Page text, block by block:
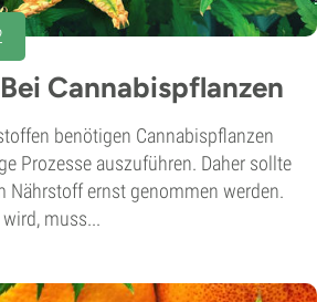
Cannabispflanzen
benötigen Cannabispflanzen
Prozesse auszuführen. Daher sollte
Nährstoff ernst genommen werden.
muss...